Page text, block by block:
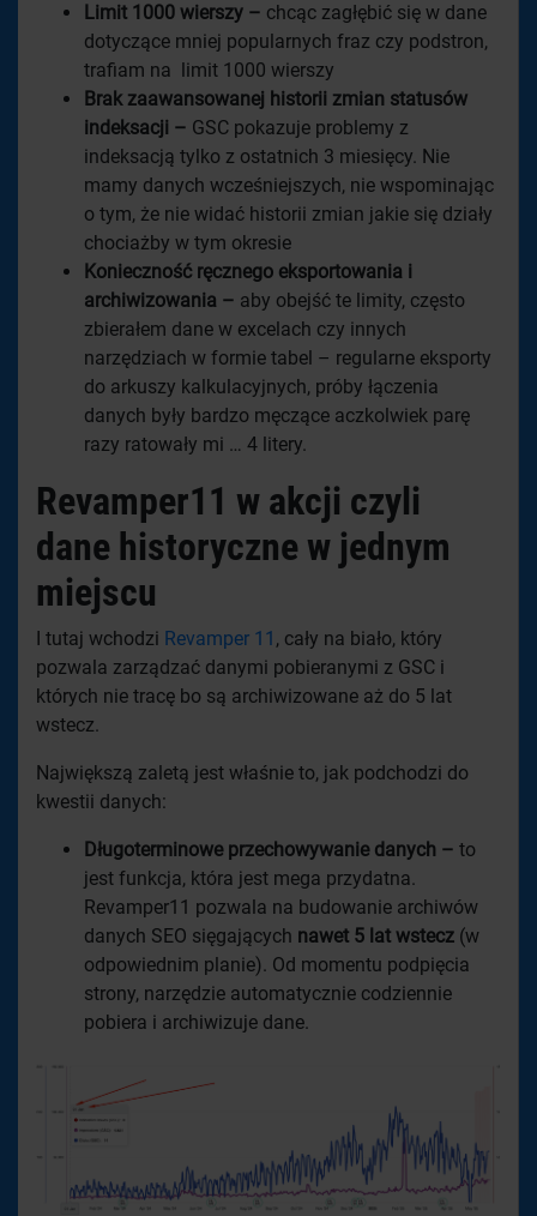
Limit 1000 wierszy – chcąc zagłębić się w dane
dotyczące mniej popularnych fraz czy podstron,
trafiam na limit 1000 wierszy
Brak zaawansowanej historii zmian statusów
indeksacji – GSC pokazuje problemy z
indeksacją tylko z ostatnich 3 miesięcy. Nie
mamy danych wcześniejszych, nie wspominając
o tym, że nie widać historii zmian jakie się działy
chociażby w tym okresie
Konieczność ręcznego eksportowania i
archiwizowania – aby obejść te limity, często
zbierałem dane w excelach czy innych
narzędziach w formie tabel – regularne eksporty
do arkuszy kalkulacyjnych, próby łączenia
danych były bardzo męczące aczkolwiek parę
razy ratowały mi … 4 litery.
Revamper11 w akcji czyli
dane historyczne w jednym
miejscu
I tutaj wchodzi Revamper 11 , cały na biało, który
pozwala zarządzać danymi pobieranymi z GSC i
których nie tracę bo są archiwizowane aż do 5 lat
wstecz.
Największą zaletą jest właśnie to, jak podchodzi do
kwestii danych:
Długoterminowe przechowywanie danych – to
jest funkcja, która jest mega przydatna.
Revamper11 pozwala na budowanie archiwów
danych SEO sięgających nawet 5 lat wstecz (w
odpowiednim planie). Od momentu podpięcia
strony, narzędzie automatycznie codziennie
pobiera i archiwizuje dane.